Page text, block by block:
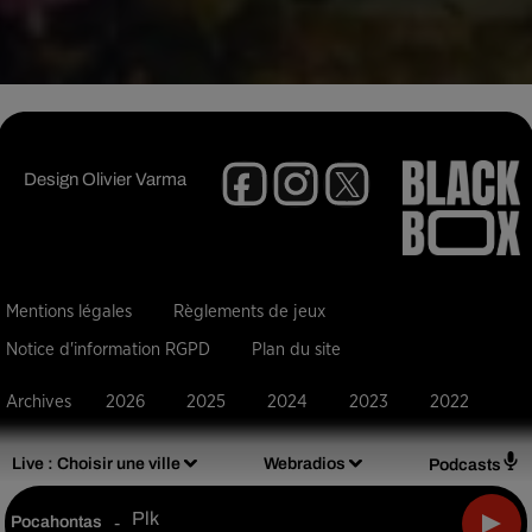
Live : Choisir une ville Webradios Podcasts
Pocahontas - Plk
DesignOlivier Varma
Mentions légales Règlements de jeux
Notice d'information RGPD Plan du site
Archives 2026 2025 2024 2023 2022